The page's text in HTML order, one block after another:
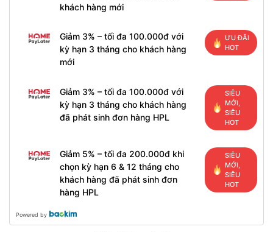
khách hàng mới
Giảm 3% – tối đa 100.000đ với
kỳ hạn 3 tháng cho khách hàng
mới
ƯU ĐÃI
HOT
Giảm 3% – tối đa 100.000đ với
kỳ hạn 3 tháng cho khách hàng
đã phát sinh đơn hàng HPL
SIÊU
MỚI,
SIÊU
HOT
Giảm 5% – tối đa 200.000đ khi
chọn kỳ hạn 6 & 12 tháng cho
khách hàng đã phát sinh đơn
hàng HPL
SIÊU
MỚI,
SIÊU
HOT
Powered by